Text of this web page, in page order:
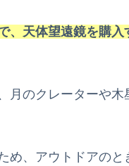
、天体望遠鏡を購
月のクレーターや
め、アウトドアの